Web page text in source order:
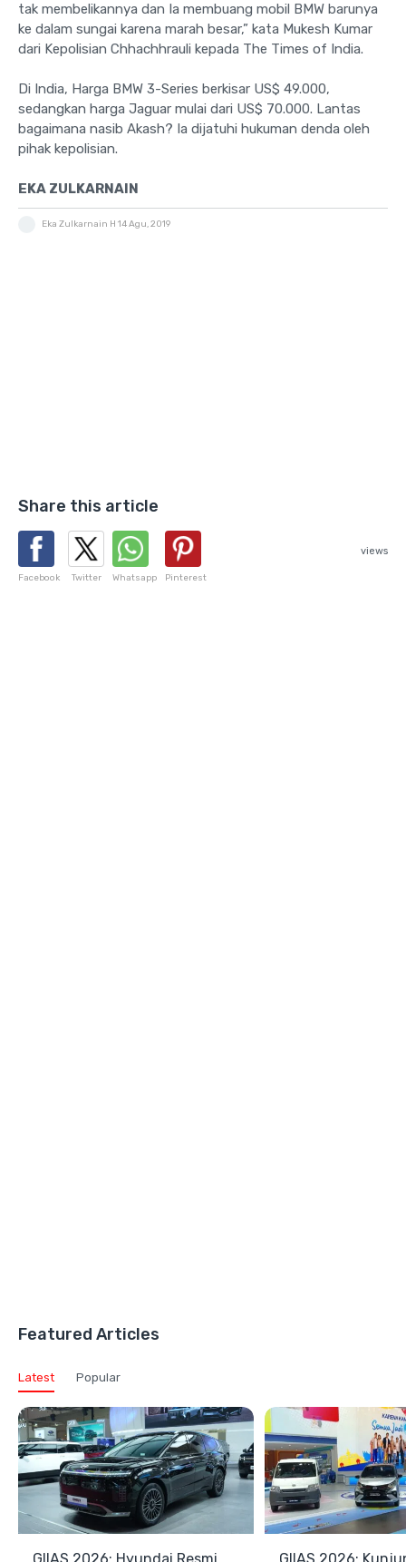
tak membelikannya dan Ia membuang mobil BMW barunya
ke dalam sungai karena marah besar,” kata Mukesh Kumar
dari Kepolisian Chhachhrauli kepada The Times of India.
Di India, Harga BMW 3-Series berkisar US$ 49.000,
sedangkan harga Jaguar mulai dari US$ 70.000. Lantas
bagaimana nasib Akash? Ia dijatuhi hukuman denda oleh
pihak kepolisian.
EKA ZULKARNAIN
Eka Zulkarnain H 14 Agu, 2019
Share this article
Facebook Twitter Whatsapp Pinterest
views
Featured Articles
Latest Popular